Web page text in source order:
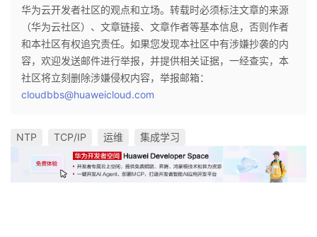
华为云开发者社区的观点和立场。转载时必须标注文章的来源
（华为云社区）、文章链接、文章作者等基本信息，否则作者
和本社区有权追究责任。如果您发现本社区中有涉嫌抄袭的内
容，欢迎发送邮件进行举报，并提供相关证据，一经查实，本
社区将立刻删除涉嫌侵权内容，举报邮箱：
cloudbbs@huaweicloud.com
NTP TCP/IP 运维 集成学习